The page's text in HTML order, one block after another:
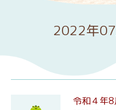
2022年
令和４年